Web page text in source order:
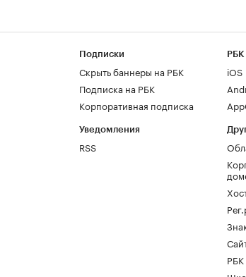
Подписки
Скрыть баннеры на РБК
Подписка на РБК
Корпоративная подписка
Уведомления
RSS
РБК
iOS